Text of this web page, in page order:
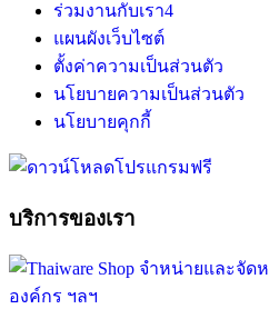
ร่วมงานกับเรา4
แผนผังเว็บไซต์
ตั้งค่าความเป็นส่วนตัว
นโยบายความเป็นส่วนตัว
นโยบายคุกกี้
บริการของเรา